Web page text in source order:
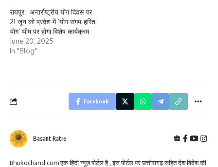
रायपुर : अन्तर्राष्ट्रीय योग दिवस पर
21 जून को प्रदेश में ’योग संगम-हरित
योग’ थीम पर होगा विशेष कार्यक्रम
June 20, 2025
In "Blog"
Facebook
Basant Ratre
Bhokochand.com एक हिंदी न्यूज़ पोर्टल है , इस पोर्टल पर छत्तीसगढ़ सहित देश विदेश की